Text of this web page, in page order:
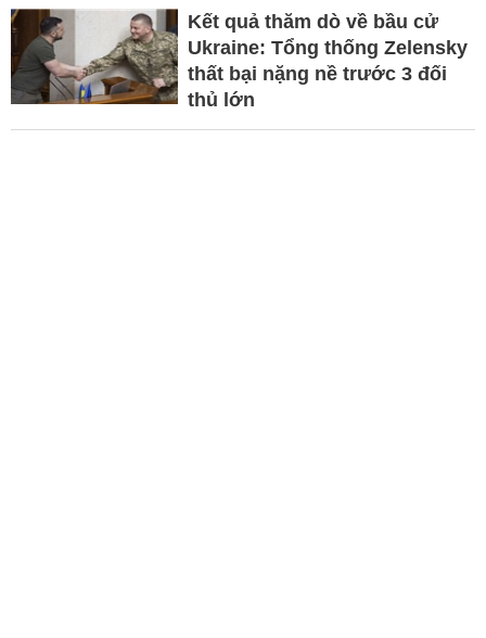
Kết quả thăm dò về bầu cử
Ukraine: Tổng thống Zelensky
thất bại nặng nề trước 3 đối
thủ lớn